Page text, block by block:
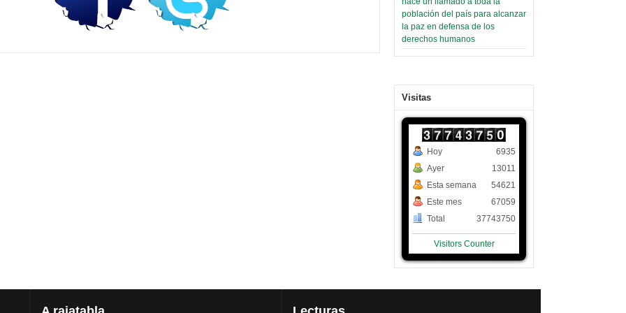
población del país para alcanzar
la paz en defensa de los
derechos humanos
Visitas
Hoy
Ayer
Esta semana
Este mes
Total
6935
13011
54621
67059
37743750
Visitors Counter